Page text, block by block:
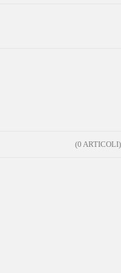
(0 ARTICOLI)